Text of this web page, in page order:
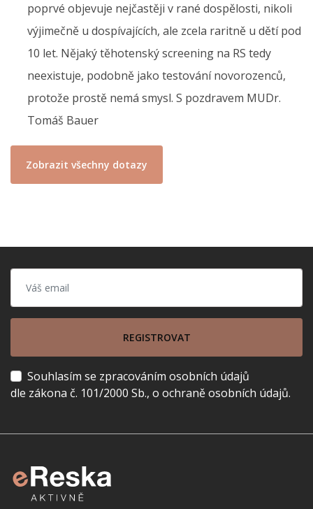
poprvé objevuje nejčastěji v rané dospělosti, nikoli
výjimečně u dospívajících, ale zcela raritně u dětí pod
10 let. Nějaký těhotenský screening na RS tedy
neexistuje, podobně jako testování novorozenců,
protože prostě nemá smysl. S pozdravem MUDr.
Tomáš Bauer
Zobrazit všechny dotazy
REGISTROVAT
Souhlasím se zpracováním osobních údajů
dle zákona č. 101/2000 Sb., o ochraně osobních údajů.